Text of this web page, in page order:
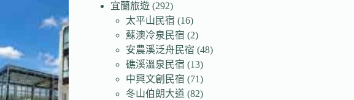
宜蘭旅遊 (292)
太平山民宿 (16)
蘇澳冷泉民宿 (2)
安農溪泛舟民宿 (48)
礁溪溫泉民宿 (13)
中興文創民宿 (71)
冬山伯朗大道 (82)